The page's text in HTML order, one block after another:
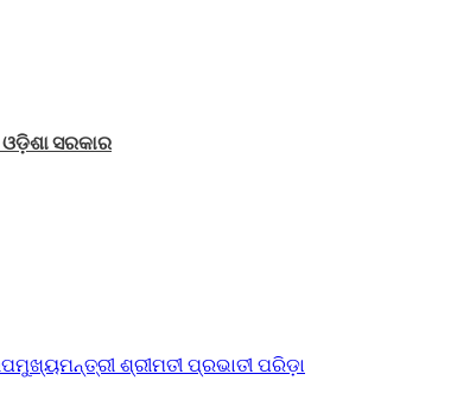
ସରକାର
ଶ୍ରୀମତୀ ପ୍ରଭାତୀ ପରିଡ଼ା